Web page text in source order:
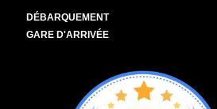
DÉBARQUEMENT
GARE D'ARRIVÉE